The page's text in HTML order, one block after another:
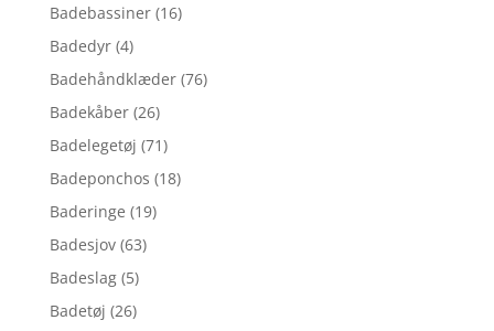
Badebassiner (16)
Badedyr (4)
Badehåndklæder (76)
Badekåber (26)
Badelegetøj (71)
Badeponchos (18)
Baderinge (19)
Badesjov (63)
Badeslag (5)
Badetøj (26)